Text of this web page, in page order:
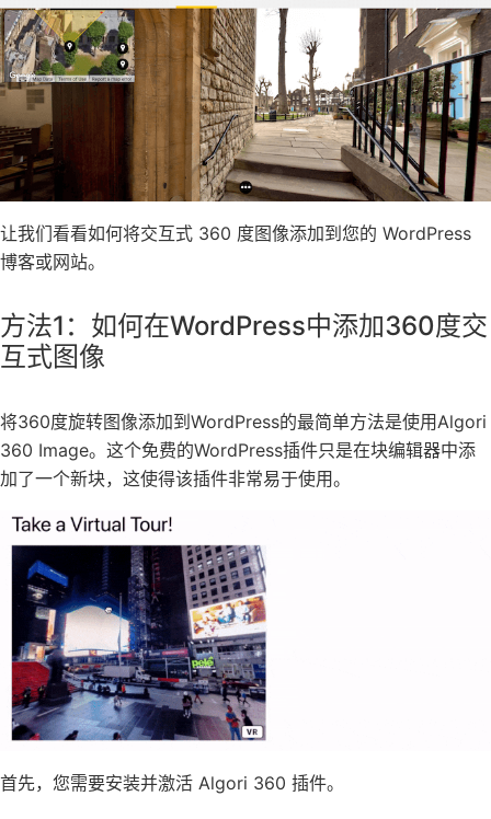
让我们看看如何将交互式 360 度图像添加到您的 WordPress
博客或网站。
方法1：如何在WordPress中添加360度交
互式图像
将360度旋转图像添加到WordPress的最简单方法是使用Algori
360 Image。这个免费的WordPress插件只是在块编辑器中添
加了一个新块，这使得该插件非常易于使用。
首先，您需要安装并激活 Algori 360 插件。